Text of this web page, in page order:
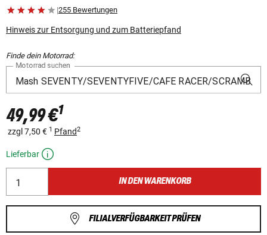
|255 Bewertungen
Hinweis zur Entsorgung und zum Batteriepfand
Finde dein Motorrad:
Motorrad suchen
49,99 €1
zzgl 7,50 € 1 Pfand2
Lieferbar
IN DEN WARENKORB
FILIALVERFÜGBARKEIT PRÜFEN